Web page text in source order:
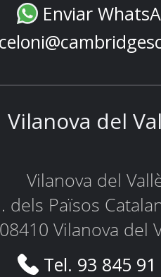
Enviar
Vilanova del
Vilanova del
dels Països
08410 Vilanova del
Tel. 93 845